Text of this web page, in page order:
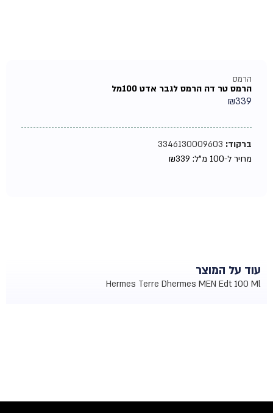
הרמס
הרמס טר דה הרמס לגבר אדט 100מל
₪339
ברקוד:3346130009603
מחיר ל-100 מ"ל:
₪339
עוד על המוצר
Hermes Terre Dhermes MEN Edt 100 Ml